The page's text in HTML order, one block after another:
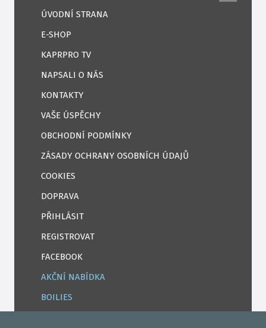
ÚVODNÍ STRANA
E-SHOP
KAPRPRO TV
NAPSALI O NÁS
KONTAKTY
VAŠE ÚSPĚCHY
OBCHODNÍ PODMÍNKY
ZÁSADY OCHRANY OSOBNÍCH ÚDAJŮ
COOKIES
DOPRAVA
PŘIHLÁSIT
REGISTROVAT
FACEBOOK
AKČNÍ NABÍDKA
BOILIES